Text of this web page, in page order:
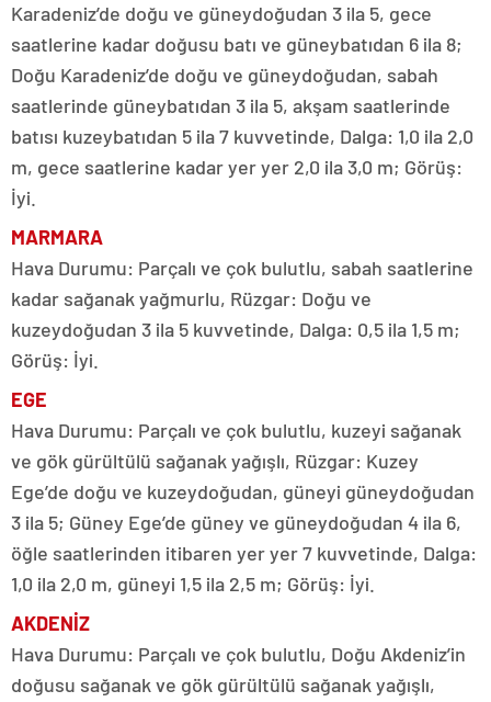
Karadeniz’de doğu ve güneydoğudan 3 ila 5, gece
saatlerine kadar doğusu batı ve güneybatıdan 6 ila 8;
Doğu Karadeniz’de doğu ve güneydoğudan, sabah
saatlerinde güneybatıdan 3 ila 5, akşam saatlerinde
batısı kuzeybatıdan 5 ila 7 kuvvetinde, Dalga: 1,0 ila 2,0
m, gece saatlerine kadar yer yer 2,0 ila 3,0 m; Görüş:
İyi.
MARMARA
Hava Durumu: Parçalı ve çok bulutlu, sabah saatlerine
kadar sağanak yağmurlu, Rüzgar: Doğu ve
kuzeydoğudan 3 ila 5 kuvvetinde, Dalga: 0,5 ila 1,5 m;
Görüş: İyi.
EGE
Hava Durumu: Parçalı ve çok bulutlu, kuzeyi sağanak
ve gök gürültülü sağanak yağışlı, Rüzgar: Kuzey
Ege’de doğu ve kuzeydoğudan, güneyi güneydoğudan
3 ila 5; Güney Ege’de güney ve güneydoğudan 4 ila 6,
öğle saatlerinden itibaren yer yer 7 kuvvetinde, Dalga:
1,0 ila 2,0 m, güneyi 1,5 ila 2,5 m; Görüş: İyi.
AKDENİZ
Hava Durumu: Parçalı ve çok bulutlu, Doğu Akdeniz’in
doğusu sağanak ve gök gürültülü sağanak yağışlı,